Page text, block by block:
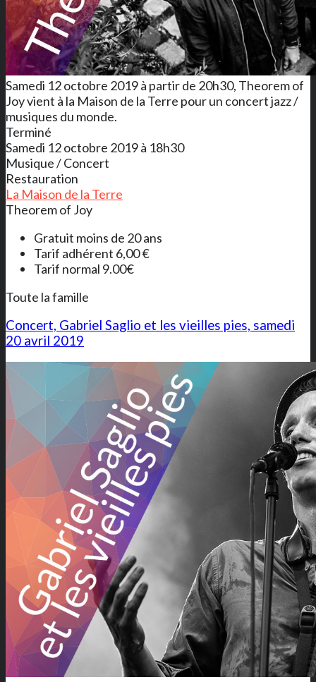
Samedi 12 octobre 2019 à partir de 20h30, Theorem of
Joy vient à la Maison de la Terre pour un concert jazz /
musiques du monde.
Terminé
Samedi 12 octobre 2019 à 18h30
Musique / Concert
Restauration
La Maison de la Terre
Theorem of Joy
Gratuit moins de 20 ans
Tarif adhérent 6,00 €
Tarif normal 9.00€
Toute la famille
Concert, Gabriel Saglio et les vieilles pies, samedi
20 avril 2019